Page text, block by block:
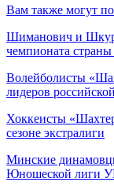
Вам также могут
Шиманович и
чемпионата
Волейболисты
лидеров
Хоккеисты
сезоне экстралиги
Минские
Юношеской лиги